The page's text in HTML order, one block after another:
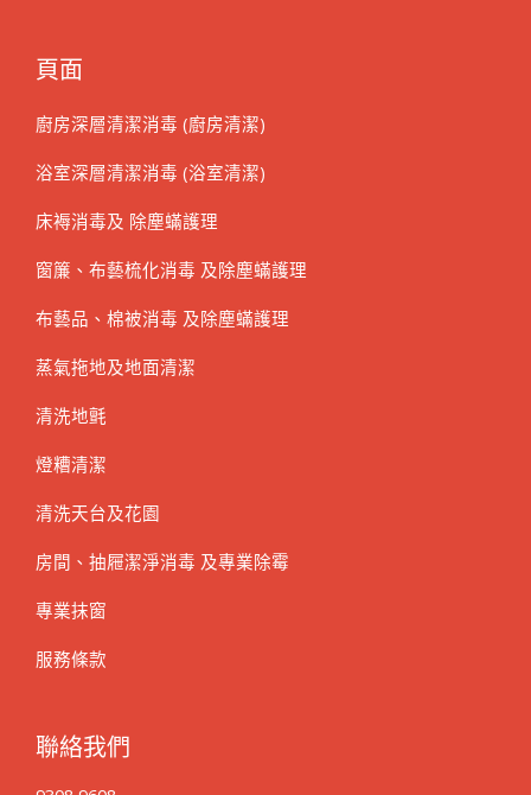
頁面
廚房深層清潔消毒 (廚房清潔)
浴室深層清潔消毒 (浴室清潔)
床褥消毒及 除塵蟎護理
窗簾、布藝梳化消毒 及除塵蟎護理
布藝品、棉被消毒 及除塵蟎護理
蒸氣拖地及地面清潔
清洗地氈
燈糟清潔
清洗天台及花園
房間、抽屜潔淨消毒 及專業除霉
專業抹窗
服務條款
聯絡我們